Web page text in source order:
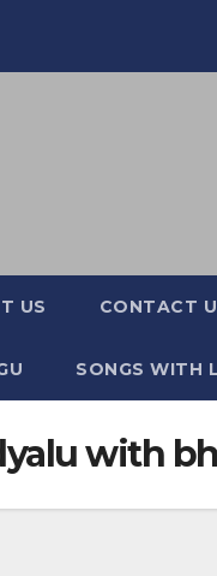
US CONTACT
SONGS WITH
with